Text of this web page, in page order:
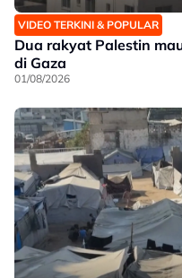
VIDEO TERKINI & POPULAR
Dua rakyat Palestin
di Gaza
01/08/2026